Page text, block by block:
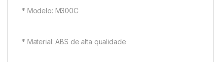
* Modelo: M300C
* Material: ABS de alta qualidade